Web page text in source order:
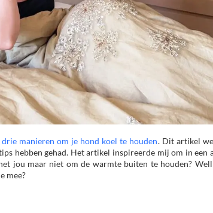
drie manieren om je hond koel te houden. Dit artikel
hebben gehad. Het artikel inspireerde mij om in een
jou maar niet om de warmte buiten te houden?
mee?